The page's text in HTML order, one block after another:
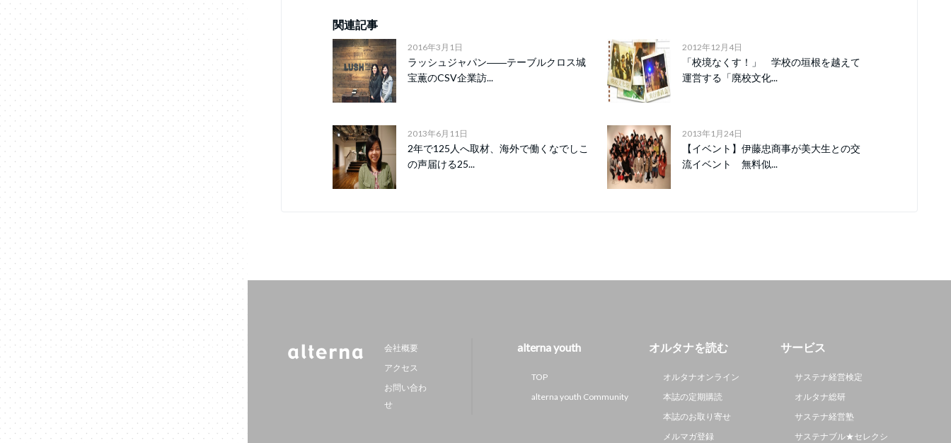
関連記事
2016年3月1日
ラッシュジャパン――テーブルクロス城
宝薫のCSV企業訪...
2012年12月4日
「校境なくす！」 学校の垣根を越えて
運営する「廃校文化...
2013年6月11日
2年で125人へ取材、海外で働くなでしこ
の声届ける25...
2013年1月24日
【イベント】伊藤忠商事が美大生との交
流イベント 無料似...
会社概要
アクセス
お問い合わ
せ
alterna youth
TOP
alterna youth Community
オルタナを読む
オルタナオンライン
本誌の定期購読
本誌のお取り寄せ
メルマガ登録
サービス
サステナ経営検定
オルタナ総研
サステナ経営塾
サステナブル★セレクシ